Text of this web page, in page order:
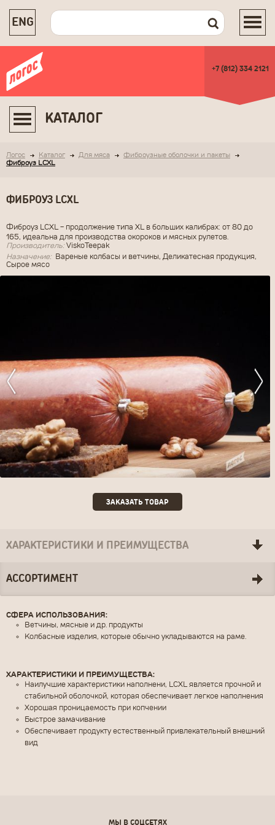
ПОСЛАТЬ
ENG
+7 (812) 334 2121
КАТАЛОГ
Логос Каталог Для мяса
Фиброузные оболочки и пакеты
Фиброуз LCXL
ФИБРОУЗ LCXL
Фиброуз LCXL - продолжение типа XL в больших калибрах: от 80 до
165, идеальна для производства окороков и мясных рулетов.
Производитель: ViskoTeepak
Назначение:
Вареные колбасы и ветчины, Деликатесная продукция,
Сырое мясо
ЗАКАЗАТЬ ТОВАР
ХАРАКТЕРИСТИКИ И ПРЕИМУЩЕСТВА
АССОРТИМЕНТ
СФЕРА ИСПОЛЬЗОВАНИЯ:
Ветчины, мясные и др. продукты
Колбасные изделия, которые обычно укладываются на раме.
ХАРАКТЕРИСТИКИ И ПРЕИМУЩЕСТВА:
Наилучшие характеристики наполнени, LCXL является прочной и
стабильной оболочкой, которая обеспечивает легкое наполнения
Хорошая проницаемость при копчении
Быстрое замачивание
Обеспечивает продукту естественный привлекательный внешний
вид
МЫ В СОЦСЕТЯХ